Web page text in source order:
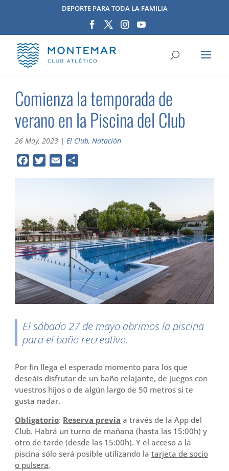
DEPORTE PARA TODA LA FAMILIA
Comienza la temporada de
verano en la Piscina del Club
26 May, 2023 |El Club,Natación
o
o
k
e
r
r
t
i
r
​El sábado 27 de mayo abrimos la piscina
para el baño recreativo.
Por fin llega el esperado momento para los que
deseáis disfrutar de un baño relajante, de juegos con
vuestros hijos o de algún largo de 50 metros si te
gusta nadar.
Obligatorio: Reserva previa a través de la App del
Club. Habrá un turno de mañana (hasta las 15:00h) y
otro de tarde (desde las 15:00h). Y el acceso a la
piscina sólo será posible utilizando latarjeta de socio
o pulsera.